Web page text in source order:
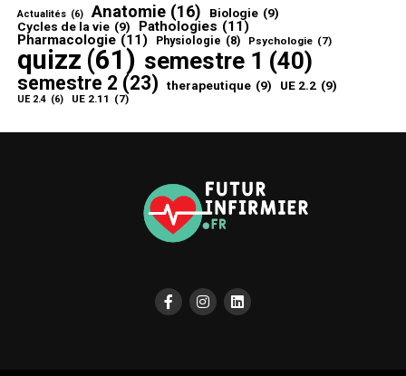
Actualités (6) Anatomie (16) Biologie (9)
Cycles de la vie (9) Pathologies (11)
Pharmacologie (11) Physiologie (8) Psychologie (7)
quizz (61) semestre 1 (40)
semestre 2 (23) therapeutique (9) UE 2.2 (9)
UE 2.4 (6) UE 2.11 (7)